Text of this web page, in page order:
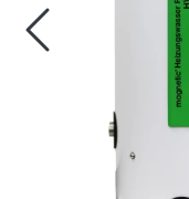
Knolval
Sertifiseringer